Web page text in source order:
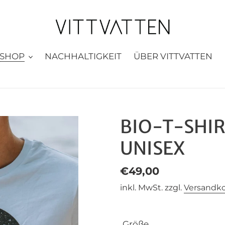
SHOP NACHHALTIGKEIT ÜBER VITTVATTEN
BIO-T-
UNISEX
Normaler
Preis
€49,00
inkl. MwSt. zzgl.